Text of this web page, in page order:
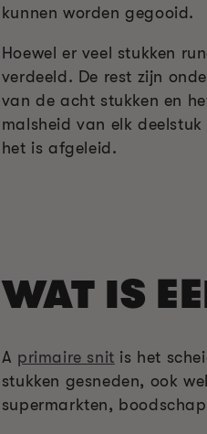
kunnen worden gegooid.
Hoewel er veel stukken
verdeeld. De rest zijn
van de acht stukken en
malsheid van elk
het is afgeleid.
WAT IS
A primaire snit is het
stukken gesneden, ook
supermarkten,